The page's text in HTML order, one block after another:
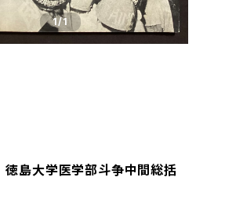
1/1
島大学医学部斗争中間総括